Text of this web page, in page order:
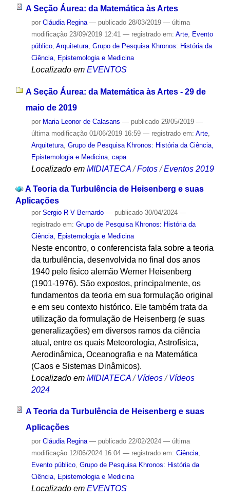
A Seção Áurea: da Matemática às Artes
por Cláudia Regina — publicado28/03/2019 — última
modificação23/09/2019 12:41 — registrado em: Arte, Evento
público, Arquitetura, Grupo de Pesquisa Khronos: História da
Ciência, Epistemologia e Medicina
Localizado em EVENTOS
A Seção Áurea: da Matemática às Artes - 29 de
maio de 2019
por Maria Leonor de Calasans — publicado29/05/2019 —
última modificação01/06/2019 16:59 — registrado em: Arte,
Arquitetura, Grupo de Pesquisa Khronos: História da Ciência,
Epistemologia e Medicina, capa
Localizado em MIDIATECA /Fotos /Eventos 2019
A Teoria da Turbulência de Heisenberg e suas
Aplicações
por Sergio R V Bernardo — publicado30/04/2024 —
registrado em: Grupo de Pesquisa Khronos: História da
Ciência, Epistemologia e Medicina
Neste encontro, o conferencista fala sobre a teoria
da turbulência, desenvolvida no final dos anos
1940 pelo físico alemão Werner Heisenberg
(1901-1976). São expostos, principalmente, os
fundamentos da teoria em sua formulação original
e em seu contexto histórico. Ele também trata da
utilização da formulação de Heisenberg (e suas
generalizações) em diversos ramos da ciência
atual, entre os quais Meteorologia, Astrofísica,
Aerodinâmica, Oceanografia e na Matemática
(Caos e Sistemas Dinâmicos).
Localizado em MIDIATECA /Vídeos /Vídeos
2024
A Teoria da Turbulência de Heisenberg e suas
Aplicações
por Cláudia Regina — publicado22/02/2024 — última
modificação12/06/2024 16:04 — registrado em: Ciência,
Evento público, Grupo de Pesquisa Khronos: História da
Ciência, Epistemologia e Medicina
Localizado em EVENTOS